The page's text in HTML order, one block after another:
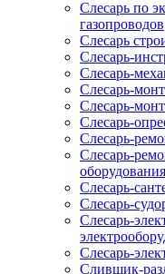
Слесарь по
газопроводов
Слесарь
Слесарь-
Слесарь-
Слесарь-
Слесарь-
Слесарь-
Слесарь-
Слесарь-
оборудования
Слесарь-
Слесарь-
Слесарь-
Слесарь-
Сливщик-